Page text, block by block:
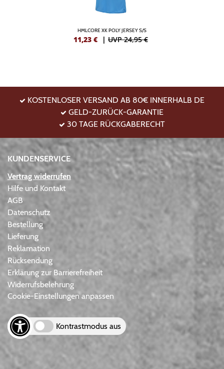
HMLCORE XK POLY JERSEY S/S
11,23 € | UVP 24,95 €
KOSTENLOSER VERSAND AB 80€ INNERHALB DE
GELD-ZURÜCK-GARANTIE
30 TAGE RÜCKGABERECHT
KUNDENSERVICE
Vertrag widerrufen
Hilfe und Kontakt
AGB
Datenschutz
Bestellung
Lieferung
Reklamation
Rücksendung
Erklärung zur Barrierefreiheit
Widerrufsbelehrung
Cookie-Einstellungen anpassen
Kontrastmodus aus